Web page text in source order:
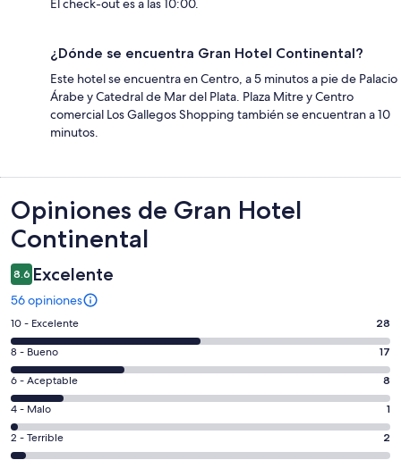
El check-out es a las 10:00.
¿Dónde se encuentra Gran Hotel Continental?
Este hotel se encuentra en Centro, a 5 minutos a pie de Palacio
Árabe y Catedral de Mar del Plata. Plaza Mitre y Centro
comercial Los Gallegos Shopping también se encuentran a 10
minutos.
Opiniones
Opiniones de Gran Hotel
Continental
8.6 Excelente
56 opiniones
Puntuación
de
10,
es
decir,
Excelente.
Basada
en
10 - Excelente 28
Puntuación
de
8,
es
decir,
Bueno.
8 - Bueno 17
Puntuación
de
6,
es
6 - Aceptable 8
Puntuación
de
4,
4 - Malo 1
Puntuación
2 - Terrible 2